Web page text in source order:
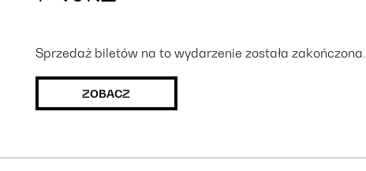
Sprzedaż biletów na to wydarzenie została
ZOBACZ